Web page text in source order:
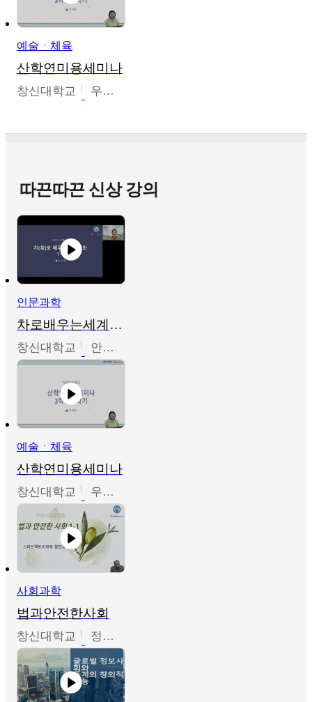
예술ㆍ체육
산학연미용세미나
창신대학교 우미옥,오윤경,박선이
따끈따끈 신상 강의
인문과학
차로배우는세계문화
창신대학교 안소영
예술ㆍ체육
산학연미용세미나
창신대학교 우미옥,오윤경,박선이
사회과학
법과안전한사회
창신대학교 정연균